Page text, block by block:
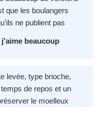
que les boulangers
ne publient pas
beaucoup
levée, type brioche,
de repos et un
le moelleux